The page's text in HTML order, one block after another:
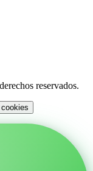
reservados.